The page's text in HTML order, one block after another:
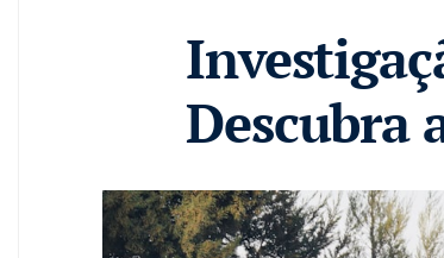
Descubra